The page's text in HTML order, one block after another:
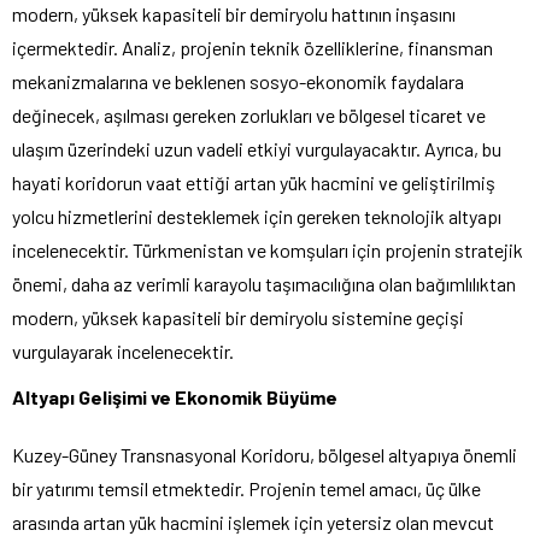
modern, yüksek kapasiteli bir demiryolu hattının inşasını
içermektedir. Analiz, projenin teknik özelliklerine, finansman
mekanizmalarına ve beklenen sosyo-ekonomik faydalara
değinecek, aşılması gereken zorlukları ve bölgesel ticaret ve
ulaşım üzerindeki uzun vadeli etkiyi vurgulayacaktır. Ayrıca, bu
hayati koridorun vaat ettiği artan yük hacmini ve geliştirilmiş
yolcu hizmetlerini desteklemek için gereken teknolojik altyapı
incelenecektir. Türkmenistan ve komşuları için projenin stratejik
önemi, daha az verimli karayolu taşımacılığına olan bağımlılıktan
modern, yüksek kapasiteli bir demiryolu sistemine geçişi
vurgulayarak incelenecektir.
Altyapı Gelişimi ve Ekonomik Büyüme
Kuzey-Güney Transnasyonal Koridoru, bölgesel altyapıya önemli
bir yatırımı temsil etmektedir. Projenin temel amacı, üç ülke
arasında artan yük hacmini işlemek için yetersiz olan mevcut